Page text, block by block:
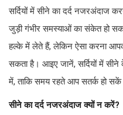
सर्दियों में सीने का दर्द नजरअंदाज
जुड़ी गंभीर समस्याओं का संकेत हो
हल्के में लेते हैं, लेकिन ऐसा करना
सकता है। आइए जानें, सर्दियों में
में, ताकि समय रहते आप सतर्क हो
सीने का दर्द नजरअंदाज क्यों न करें?